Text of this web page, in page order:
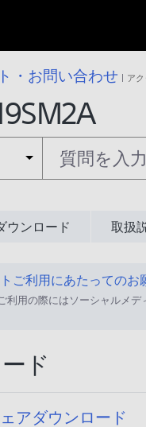
・お問い合わせ ア
ウンロード 取扱
ご利用にあたってのお
利用の際にはソーシャルメデ
ド
アダウンロード